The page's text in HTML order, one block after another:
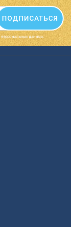
ПОДПИСАТЬСЯ
персональных данных.